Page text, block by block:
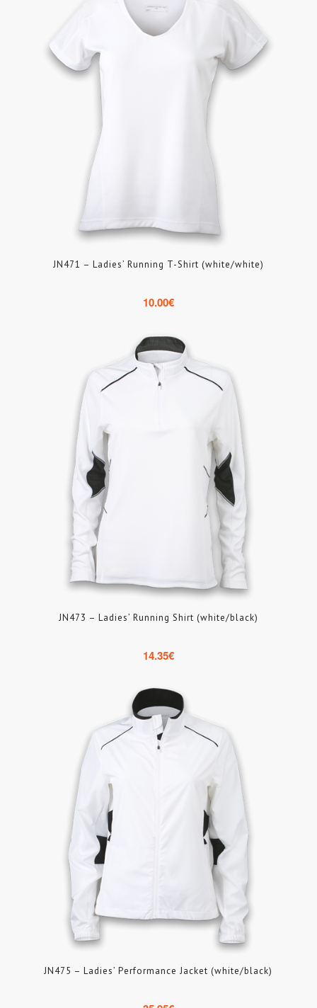
JN471 – Ladies’ Running T-Shirt (white/white)
10.00€
JN473 – Ladies’ Running Shirt (white/black)
14.35€
JN475 – Ladies’ Performance Jacket (white/black)